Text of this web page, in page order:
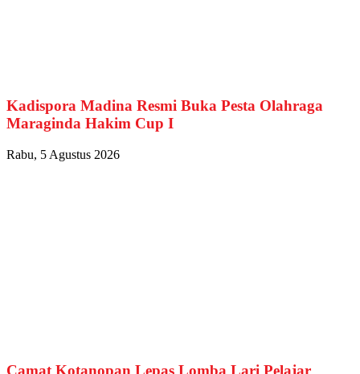
Kadispora Madina Resmi Buka Pesta Olahraga
Maraginda Hakim Cup I
Rabu, 5 Agustus 2026
Camat Kotanopan Lepas Lomba Lari Pelajar